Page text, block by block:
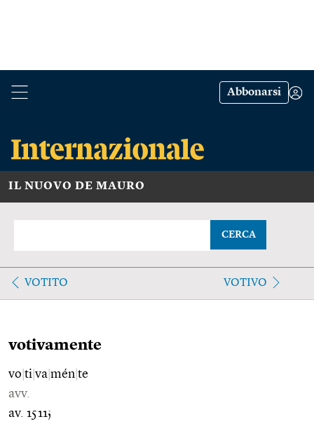
Abbonarsi
IL NUOVO DE MAURO
CERCA
VOTITO VOTIVO
votivamente
vo ti va mén te
avv.
av. 1511;